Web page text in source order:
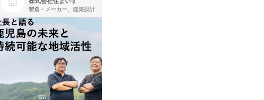
製造・メーカー、建築設計